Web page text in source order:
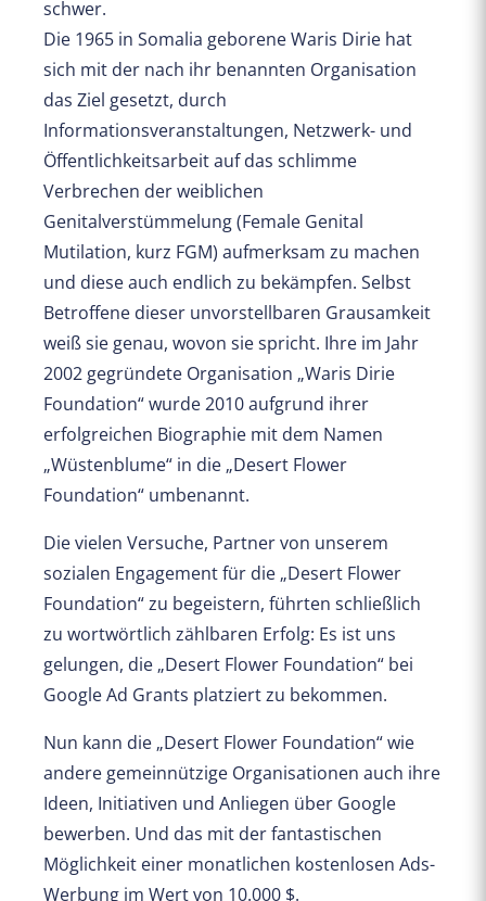
schwer.
Die 1965 in Somalia geborene Waris Dirie hat
sich mit der nach ihr benannten Organisation
das Ziel gesetzt, durch
Informationsveranstaltungen, Netzwerk- und
Öffentlichkeitsarbeit auf das schlimme
Verbrechen der weiblichen
Genitalverstümmelung (Female Genital
Mutilation, kurz FGM) aufmerksam zu machen
und diese auch endlich zu bekämpfen. Selbst
Betroffene dieser unvorstellbaren Grausamkeit
weiß sie genau, wovon sie spricht. Ihre im Jahr
2002 gegründete Organisation „Waris Dirie
Foundation“ wurde 2010 aufgrund ihrer
erfolgreichen Biographie mit dem Namen
„Wüstenblume“ in die „Desert Flower
Foundation“ umbenannt.
Die vielen Versuche, Partner von unserem
sozialen Engagement für die „Desert Flower
Foundation“ zu begeistern, führten schließlich
zu wortwörtlich zählbaren Erfolg: Es ist uns
gelungen, die „Desert Flower Foundation“ bei
Google Ad Grants platziert zu bekommen.
Nun kann die „Desert Flower Foundation“ wie
andere gemeinnützige Organisationen auch ihre
Ideen, Initiativen und Anliegen über Google
bewerben. Und das mit der fantastischen
Möglichkeit einer monatlichen kostenlosen Ads-
Werbung im Wert von 10.000 $.